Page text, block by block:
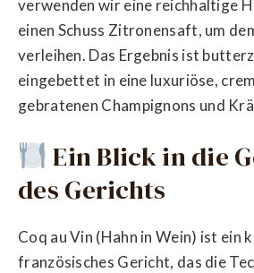
verwenden wir eine reichhaltige
einen Schuss Zitronensaft, um
verleihen. Das Ergebnis ist
eingebettet in eine luxuriöse,
gebratenen Champignons und
Ein Blick in die
des Gerichts
Coq au Vin (Hahn in Wein) ist ein
französisches Gericht, das die